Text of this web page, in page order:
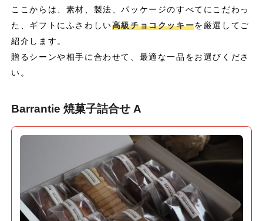
ここからは、素材、製法、パッケージのすべてにこだわっ
た、ギフトにふさわしい高級チョコクッキーを厳選してご
紹介します。
贈るシーンや相手に合わせて、最適な一品をお選びくださ
い。
Barrantie 焼菓子詰合せ A